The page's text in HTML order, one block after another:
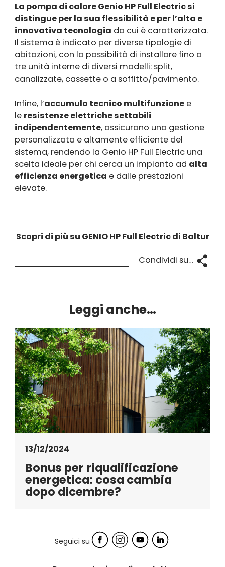
La pompa di calore Genio HP Full Electric si
distingue per la sua flessibilità e per l’alta e
innovativa tecnologia da cui è caratterizzata.
Il sistema è indicato per diverse tipologie di
abitazioni, con la possibilità di installare fino a
tre unità interne di diversi modelli: split,
canalizzate, cassette o a soffitto/pavimento.
Infine, l’accumulo tecnico multifunzione e
le resistenze elettriche settabili
indipendentemente, assicurano una gestione
personalizzata e altamente efficiente del
sistema, rendendo la Genio HP Full Electric una
scelta ideale per chi cerca un impianto ad alta
efficienza energetica e dalle prestazioni
elevate.
Scopri di più su GENIO HP Full Electric di Baltur
Condividi su…
Leggi anche…
13/12/2024
Bonus per riqualificazione
energetica: cosa cambia
dopo dicembre?
Seguici su